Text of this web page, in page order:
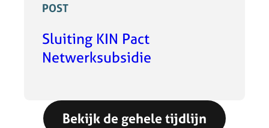
POST
Sluiting KIN Pact
Netwerksubsidie
Bekijk de gehele tijdlijn